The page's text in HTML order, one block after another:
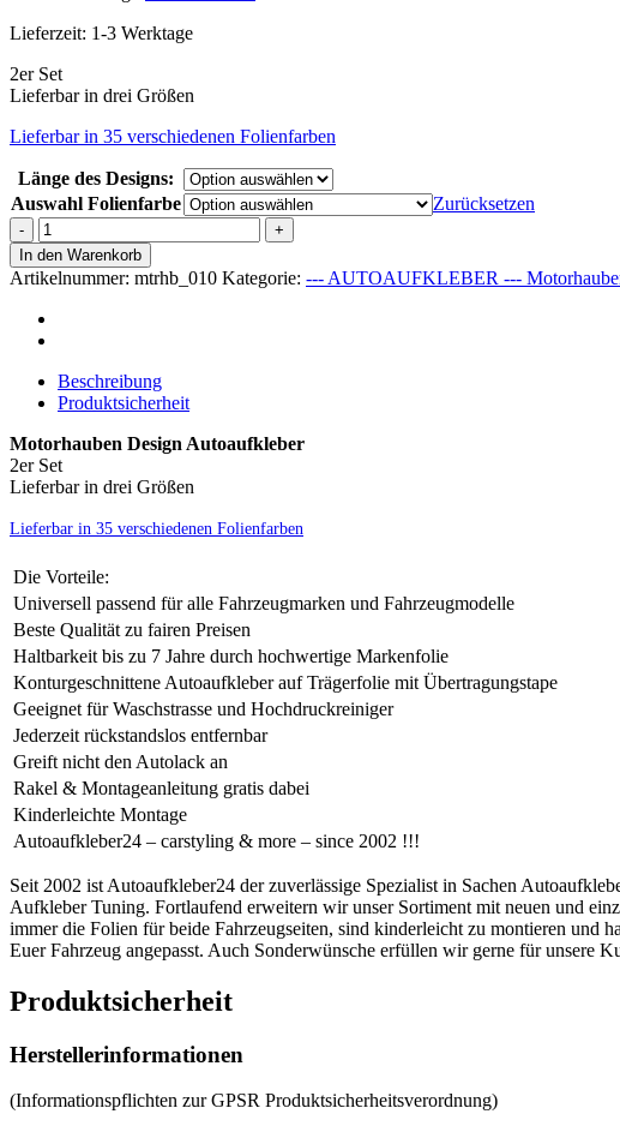
Lieferzeit: 1-3 Werktage
2er Set
Lieferbar in drei Größen
Lieferbar in 35 verschiedenen Folienfarben
Länge des Designs:
Auswahl Folienfarbe
Zurücksetzen
Motorhauben
Design
#010
-
Set
Menge
In den Warenkorb
Artikelnummer: mtrhb_010 Kategorie: --- AUTOAUFKLEBER ---
Beschreibung
Produktsicherheit
Motorhauben Design Autoaufkleber
2er Set
Lieferbar in drei Größen
Lieferbar in 35 verschiedenen Folienfarben
Die Vorteile:
Universell passend für alle Fahrzeugmarken und Fahrzeugmodelle
Beste Qualität zu fairen Preisen
Haltbarkeit bis zu 7 Jahre durch hochwertige Markenfolie
Konturgeschnittene Autoaufkleber auf Trägerfolie mit Übertragungstape
Geeignet für Waschstrasse und Hochdruckreiniger
Jederzeit rückstandslos entfernbar
Greift nicht den Autolack an
Rakel & Montageanleitung gratis dabei
Kinderleichte Montage
Autoaufkleber24 – carstyling & more – since 2002 !!!
Seit 2002 ist Autoaufkleber24 der zuverlässige Spezialist in Sachen
Aufkleber Tuning. Fortlaufend erweitern wir unser Sortiment mit neuen und
immer die Folien für beide Fahrzeugseiten, sind kinderleicht zu montieren und
Euer Fahrzeug angepasst. Auch Sonderwünsche erfüllen wir gerne für unsere
Produktsicherheit
Herstellerinformationen
(Informationspflichten zur GPSR Produktsicherheitsverordnung)